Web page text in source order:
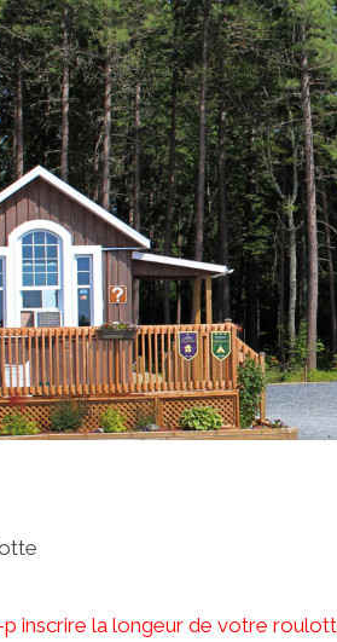
inscrire la longeur de votre